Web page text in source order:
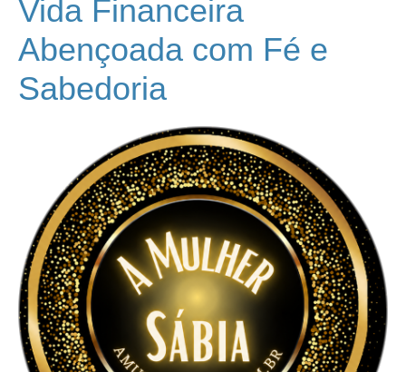
Vida Financeira
Abençoada com Fé e
Sabedoria